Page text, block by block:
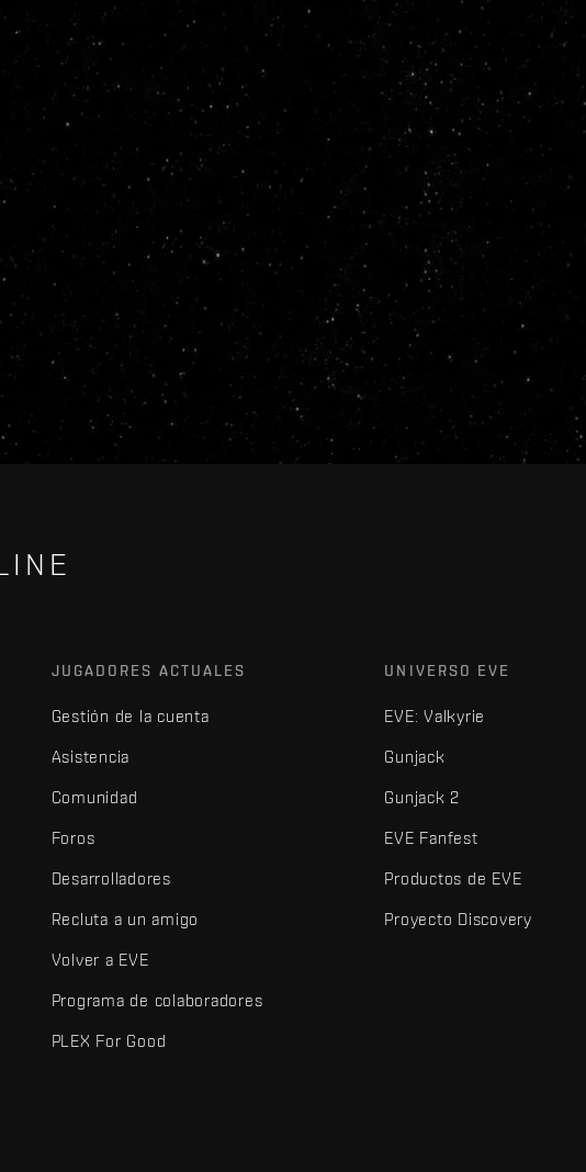
JUGADORES ACTUALES
Gestión de la cuenta
Asistencia
Comunidad
Foros
Desarrolladores
Recluta a un amigo
Volver a EVE
Programa de colaboradores
PLEX For Good
UNIVERSO EVE
EVE: Valkyrie
Gunjack
Gunjack 2
EVE Fanfest
Productos de EVE
Proyecto Discovery